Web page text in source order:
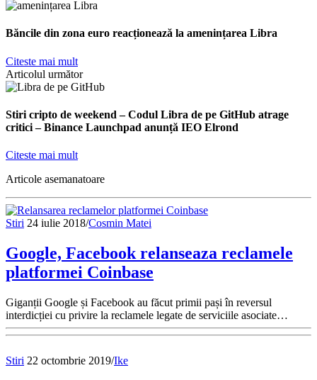
Băncile din zona euro reacționează la amenințarea Libra
Citeste mai mult
Articolul următor
Stiri cripto de weekend – Codul Libra de pe GitHub atrage
critici – Binance Launchpad anunță IEO Elrond
Citeste mai mult
Articole asemanatoare
Stiri 24 iulie 2018/Cosmin Matei
Google, Facebook relanseaza reclamele
platformei Coinbase
Giganții Google și Facebook au făcut primii pași în reversul
interdicției cu privire la reclamele legate de serviciile asociate…
Stiri 22 octombrie 2019/Ike